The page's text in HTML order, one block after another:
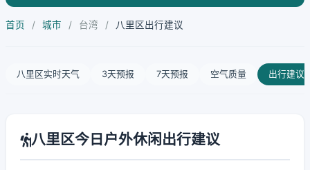
首页 / 城市 / 台湾 / 八里区出行建议
八里区实时天气 3天预报 7天预报 空气质量 出行建议
八里区今日户外休闲出行建议